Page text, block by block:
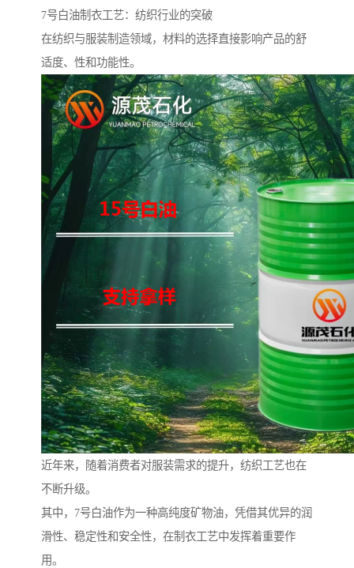
7号白油制衣工艺：纺织行业的突破
在纺织与服装制造领域，材料的选择直接影响产品的舒
适度、性和功能性。
近年来，随着消费者对服装需求的提升，纺织工艺也在
不断升级。
其中，7号白油作为一种高纯度矿物油，凭借其优异的润
滑性、稳定性和安全性，在制衣工艺中发挥着重要作
用。